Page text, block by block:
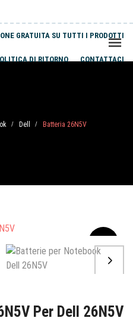
GRATUITA SU TUTTI I PRODOTTI
DI RITORNO CONTATTACI
/ Dell / Batteria 26N5V
Per Dell 26N5V